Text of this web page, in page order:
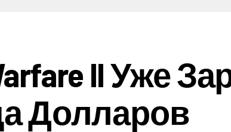
II Уже
Долларов